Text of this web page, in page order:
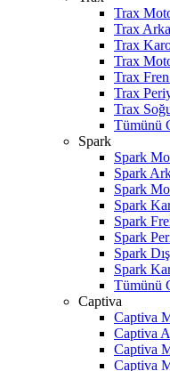
Trax
Trax
Trax
Trax
Trax
Trax
Trax
Tümünü
Spark
Spark
Spark
Spark
Spark
Spark
Spark
Spark
Spark
Tümünü
Captiva
Captiva
Captiva
Captiva
Captiva